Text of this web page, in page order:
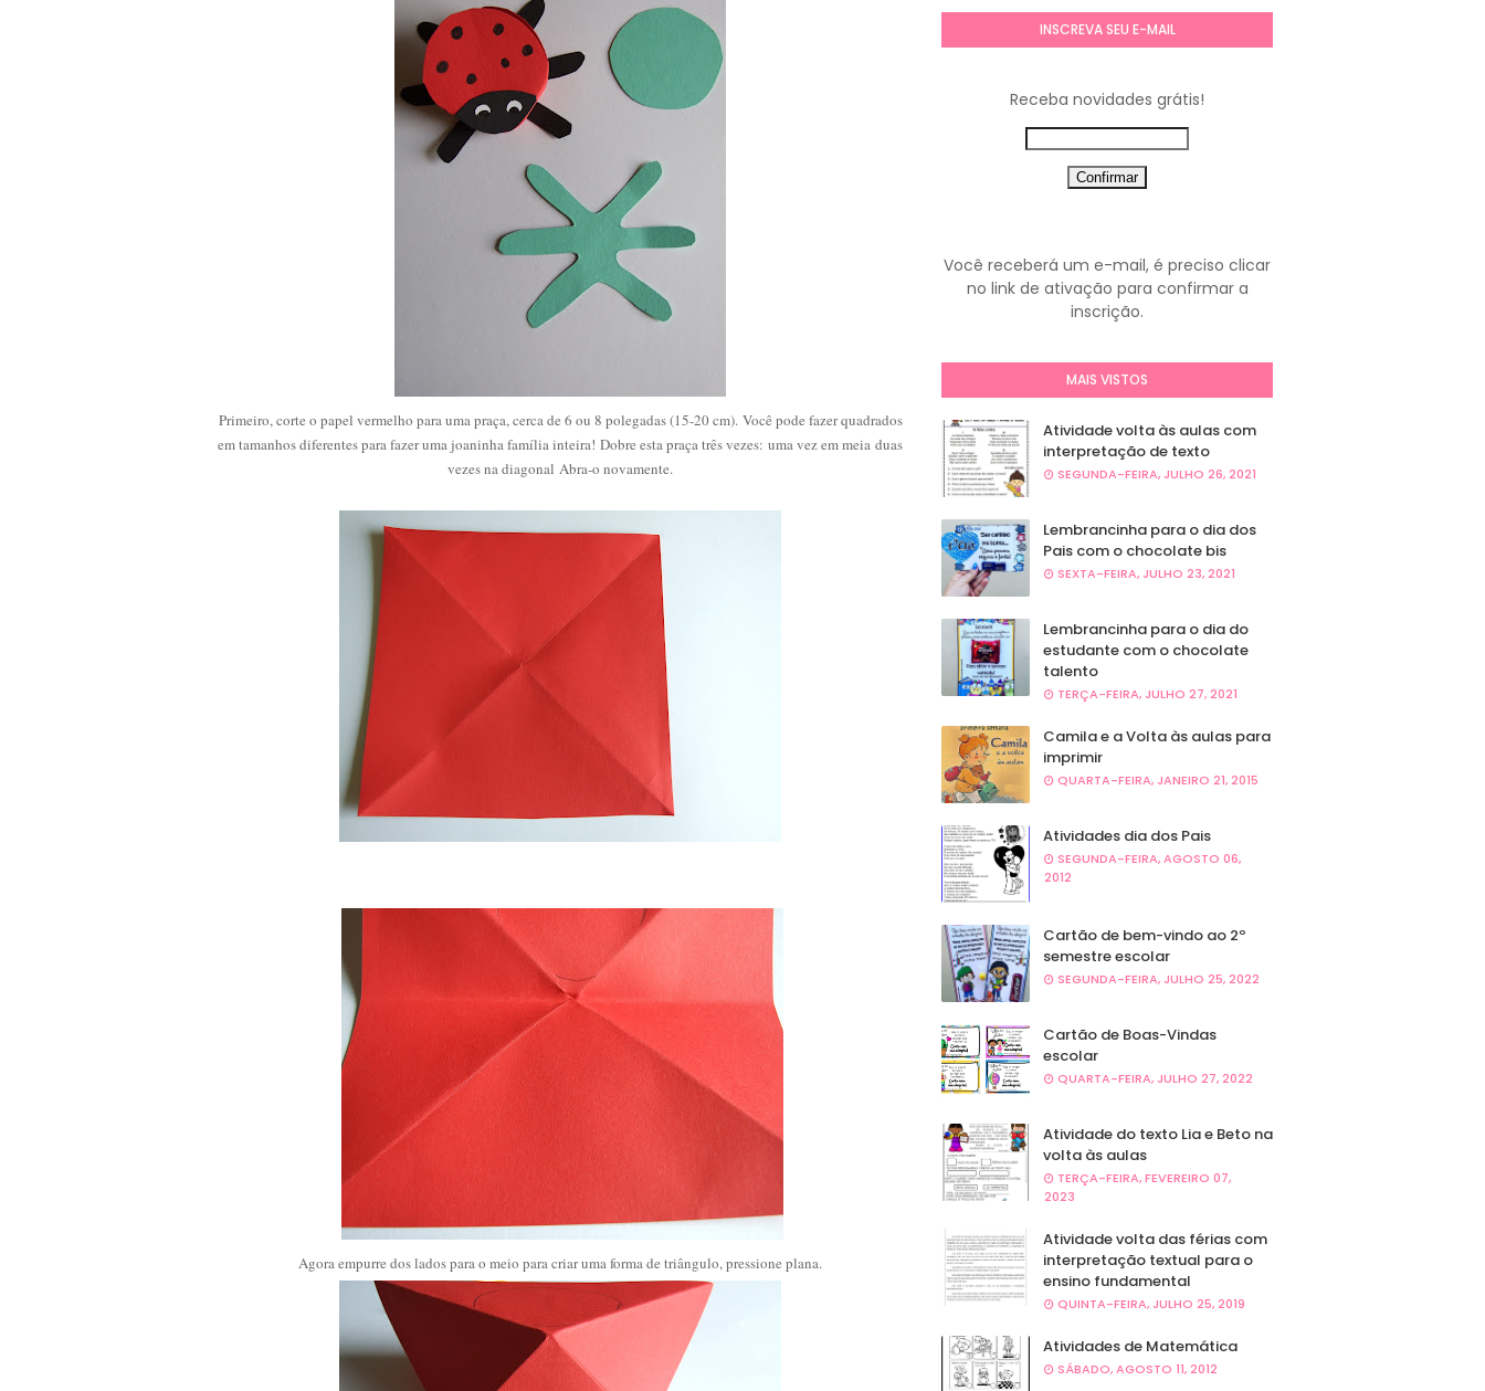
Primeiro, corte o papel vermelho para uma praça, cerca de 6 ou 8 polegadas (15-20 cm). Você pode fazer quadrados
em tamanhos diferentes para fazer uma joaninha família inteira! Dobre esta praça três vezes: uma vez em meia duas
vezes na diagonal Abra-o novamente.
Agora empurre dos lados para o meio para criar uma forma de triângulo, pressione plana.
INSCREVA SEU E-MAIL
Receba novidades grátis!
Você receberá um e-mail, é preciso clicar
no link de ativação para confirmar a
inscrição.
MAIS VISTOS
Atividade volta às aulas com
interpretação de texto
SEGUNDA-FEIRA, JULHO 26, 2021
Lembrancinha para o dia dos
Pais com o chocolate bis
SEXTA-FEIRA, JULHO 23, 2021
Lembrancinha para o dia do
estudante com o chocolate
talento
TERÇA-FEIRA, JULHO 27, 2021
Camila e a Volta às aulas para
imprimir
QUARTA-FEIRA, JANEIRO 21, 2015
Atividades dia dos Pais
SEGUNDA-FEIRA, AGOSTO 06,
2012
Cartão de bem-vindo ao 2º
semestre escolar
SEGUNDA-FEIRA, JULHO 25, 2022
Cartão de Boas-Vindas
escolar
QUARTA-FEIRA, JULHO 27, 2022
Atividade do texto Lia e Beto na
volta às aulas
TERÇA-FEIRA, FEVEREIRO 07,
2023
Atividade volta das férias com
interpretação textual para o
ensino fundamental
QUINTA-FEIRA, JULHO 25, 2019
Atividades de Matemática
SÁBADO, AGOSTO 11, 2012